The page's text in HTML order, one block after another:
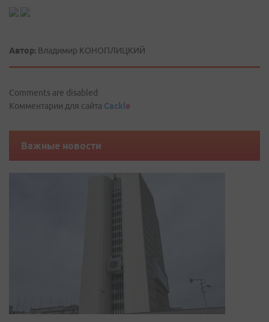
Автор: Владимир КОНОПЛИЦКИЙ
Comments are disabled
Комментарии для сайта Cackle
Важные новости